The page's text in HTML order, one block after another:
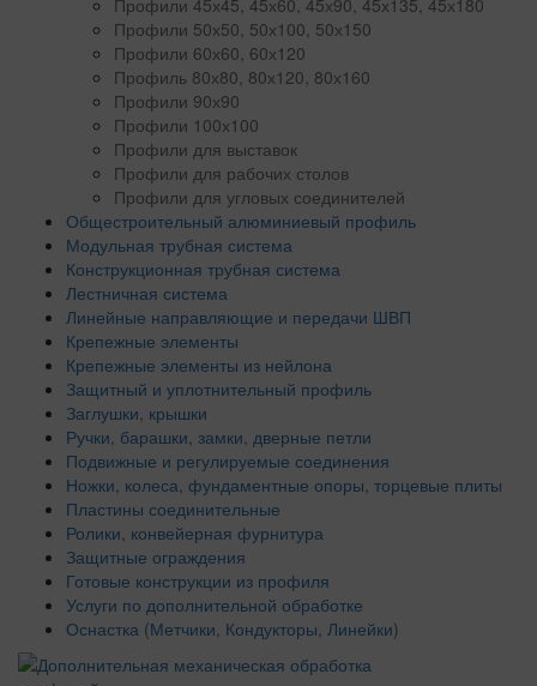
Профили 50х50, 50х100, 50х150
Профили 60х60, 60х120
Профиль 80х80, 80х120, 80х160
Профили 90х90
Профили 100х100
Профили для выставок
Профили для рабочих столов
Профили для угловых соединителей
Общестроительный алюминиевый профиль
Модульная трубная система
Конструкционная трубная система
Лестничная система
Линейные направляющие и передачи ШВП
Крепежные элементы
Крепежные элементы из нейлона
Защитный и уплотнительный профиль
Заглушки, крышки
Ручки, барашки, замки, дверные петли
Подвижные и регулируемые соединения
Ножки, колеса, фундаментные опоры, торцевые плиты
Пластины соединительные
Ролики, конвейерная фурнитура
Защитные ограждения
Готовые конструкции из профиля
Услуги по дополнительной обработке
Оснастка (Метчики, Кондукторы, Линейки)